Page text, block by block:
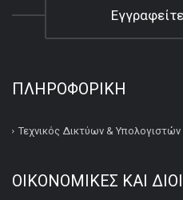
ΠΛΗΡΟΦΟΡΙΚΉ
Τεχνικός Δικτύων & Υπολογιστών
ΟΙΚΟΝΟΜΙΚΕΣ ΚΑΙ